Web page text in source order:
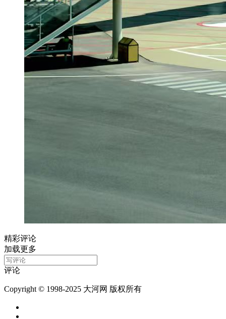
精彩评论
加载更多
评论
Copyright © 1998-2025 大河网 版权所有